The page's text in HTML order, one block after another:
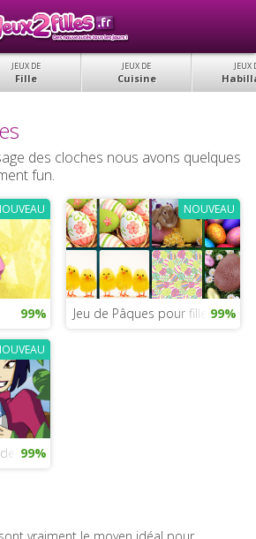
JEUX DE
Fille
JEUX DE
Cuisine
JEUX
des cloches nous avons quelques
fun.
99%
NOUVEAU
Jeu de Pâques pour filles99%
Paques
99%